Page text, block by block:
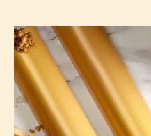
Gouden
reep